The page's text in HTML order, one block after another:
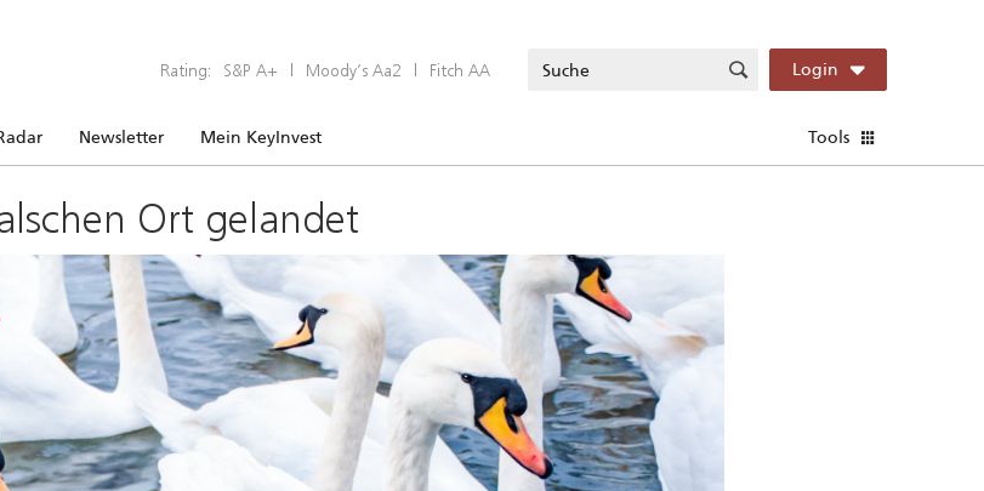
Rating: S&P A+ | Moody’s Aa2 | Fitch AA Login
Newsletter Mein KeyInvest Tools
Ort gelandet